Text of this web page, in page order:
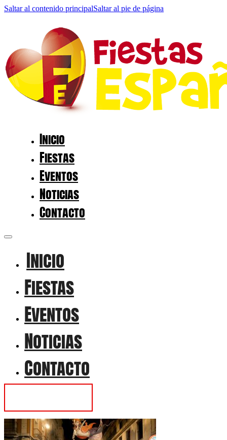
Saltar al contenido principalSaltar al pie de página
Inicio
Fiestas
Eventos
Noticias
Contacto
Inicio
Fiestas
Eventos
Noticias
Contacto